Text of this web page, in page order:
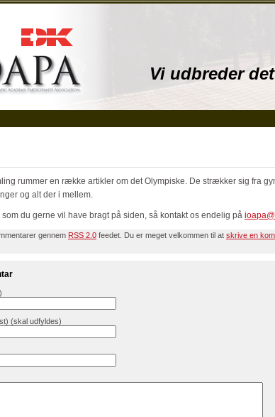
Vi udbreder
rummer en række artikler om det Olympiske. De strækker sig fra
og alt der i mellem.
som du gerne vil have bragt på siden, så kontakt os endelig på
gennem RSS 2.0 feedet. Du er meget velkommen til at skrive en
(skal udfyldes)